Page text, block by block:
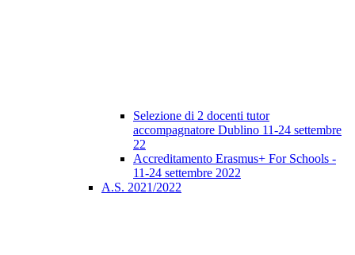
Selezione di 2 docenti tutor
accompagnatore Dublino 11-24 settembre
22
Accreditamento Erasmus+ For Schools -
11-24 settembre 2022
A.S. 2021/2022